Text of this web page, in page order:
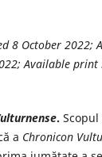
8 October 2022;
Available print
. Scopul
a Chronicon